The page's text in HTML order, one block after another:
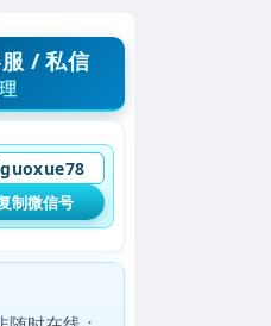
/ 私信
制微信号